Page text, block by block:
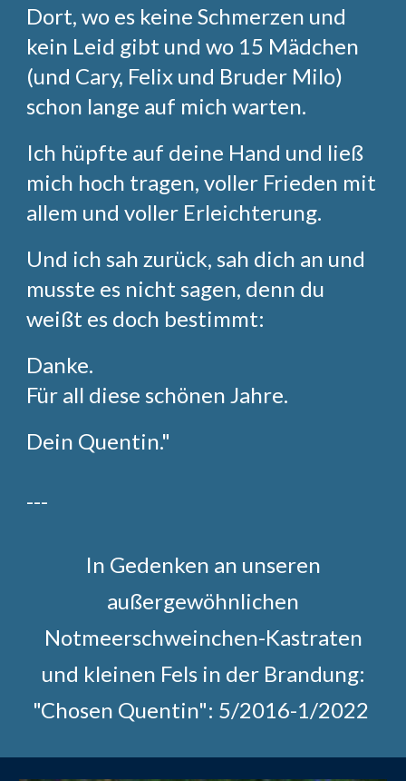
Dort, wo es keine Schmerzen und
kein Leid gibt und wo 15 Mädchen
(und Cary, Felix und Bruder Milo)
schon lange auf mich warten.
Ich hüpfte auf deine Hand und ließ
mich hoch tragen, voller Frieden mit
allem und voller Erleichterung.
Und ich sah zurück, sah dich an und
musste es nicht sagen, denn du
weißt es doch bestimmt:
Danke.
Für all diese schönen Jahre.
Dein Quentin."
---
In Gedenken an unseren
außergewöhnlichen
Notmeerschweinchen-Kastraten
und kleinen Fels in der Brandung:
"Chosen Quentin": 5/2016-1/2022